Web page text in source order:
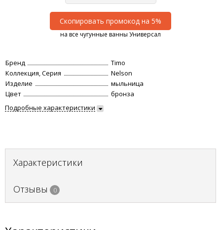
Скопировать промокод на 5%
на все чугунные ванны Универсал
Бренд
Timo
Коллекция, Серия
Nelson
Изделие
мыльница
Цвет
бронза
Подробные характеристики
Характеристики
Отзывы 0